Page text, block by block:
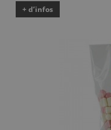
+ d’infos